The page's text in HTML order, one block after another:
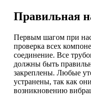
Правильная
Первым шагом при
проверка всех
соединение. Все
должны быть
закреплены. Любые
устранены, так как
возникновению